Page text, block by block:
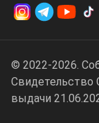
© 2022-2026.
выдачи